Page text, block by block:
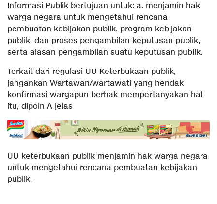
Informasi Publik bertujuan untuk: a. menjamin hak
warga negara untuk mengetahui rencana
pembuatan kebijakan publik, program kebijakan
publik, dan proses pengambilan keputusan publik,
serta alasan pengambilan suatu keputusan publik.
Terkait dari regulasi UU Keterbukaan publik,
jangankan Wartawan/wartawati yang hendak
konfirmasi wargapun berhak mempertanyakan hal
itu, dipoin A jelas
UU keterbukaan publik menjamin hak warga negara
untuk mengetahui rencana pembuatan kebijakan
publik.